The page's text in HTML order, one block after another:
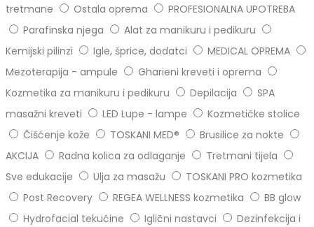
tretmane
Ostala oprema
PROFESIONALNA UPOTREBA
Parafinska njega
Alat za manikuru i pedikuru
Kemijski pilinzi
Igle, šprice, dodatci
MEDICAL OPREMA
Mezoterapija - ampule
Gharieni kreveti i oprema
Kozmetika za manikuru i pedikuru
Depilacija
SPA
masažni kreveti
LED Lupe - lampe
Kozmetičke stolice
Čišćenje kože
TOSKANI MED®️
Brusilice za nokte
AKCIJA
Radna kolica za odlaganje
Tretmani tijela
Sve edukacije
Ulja za masažu
TOSKANI PRO kozmetika
Post Recovery
REGEA WELLNESS kozmetika
BB glow
Hydrofacial tekućine
Iglični nastavci
Dezinfekcija i